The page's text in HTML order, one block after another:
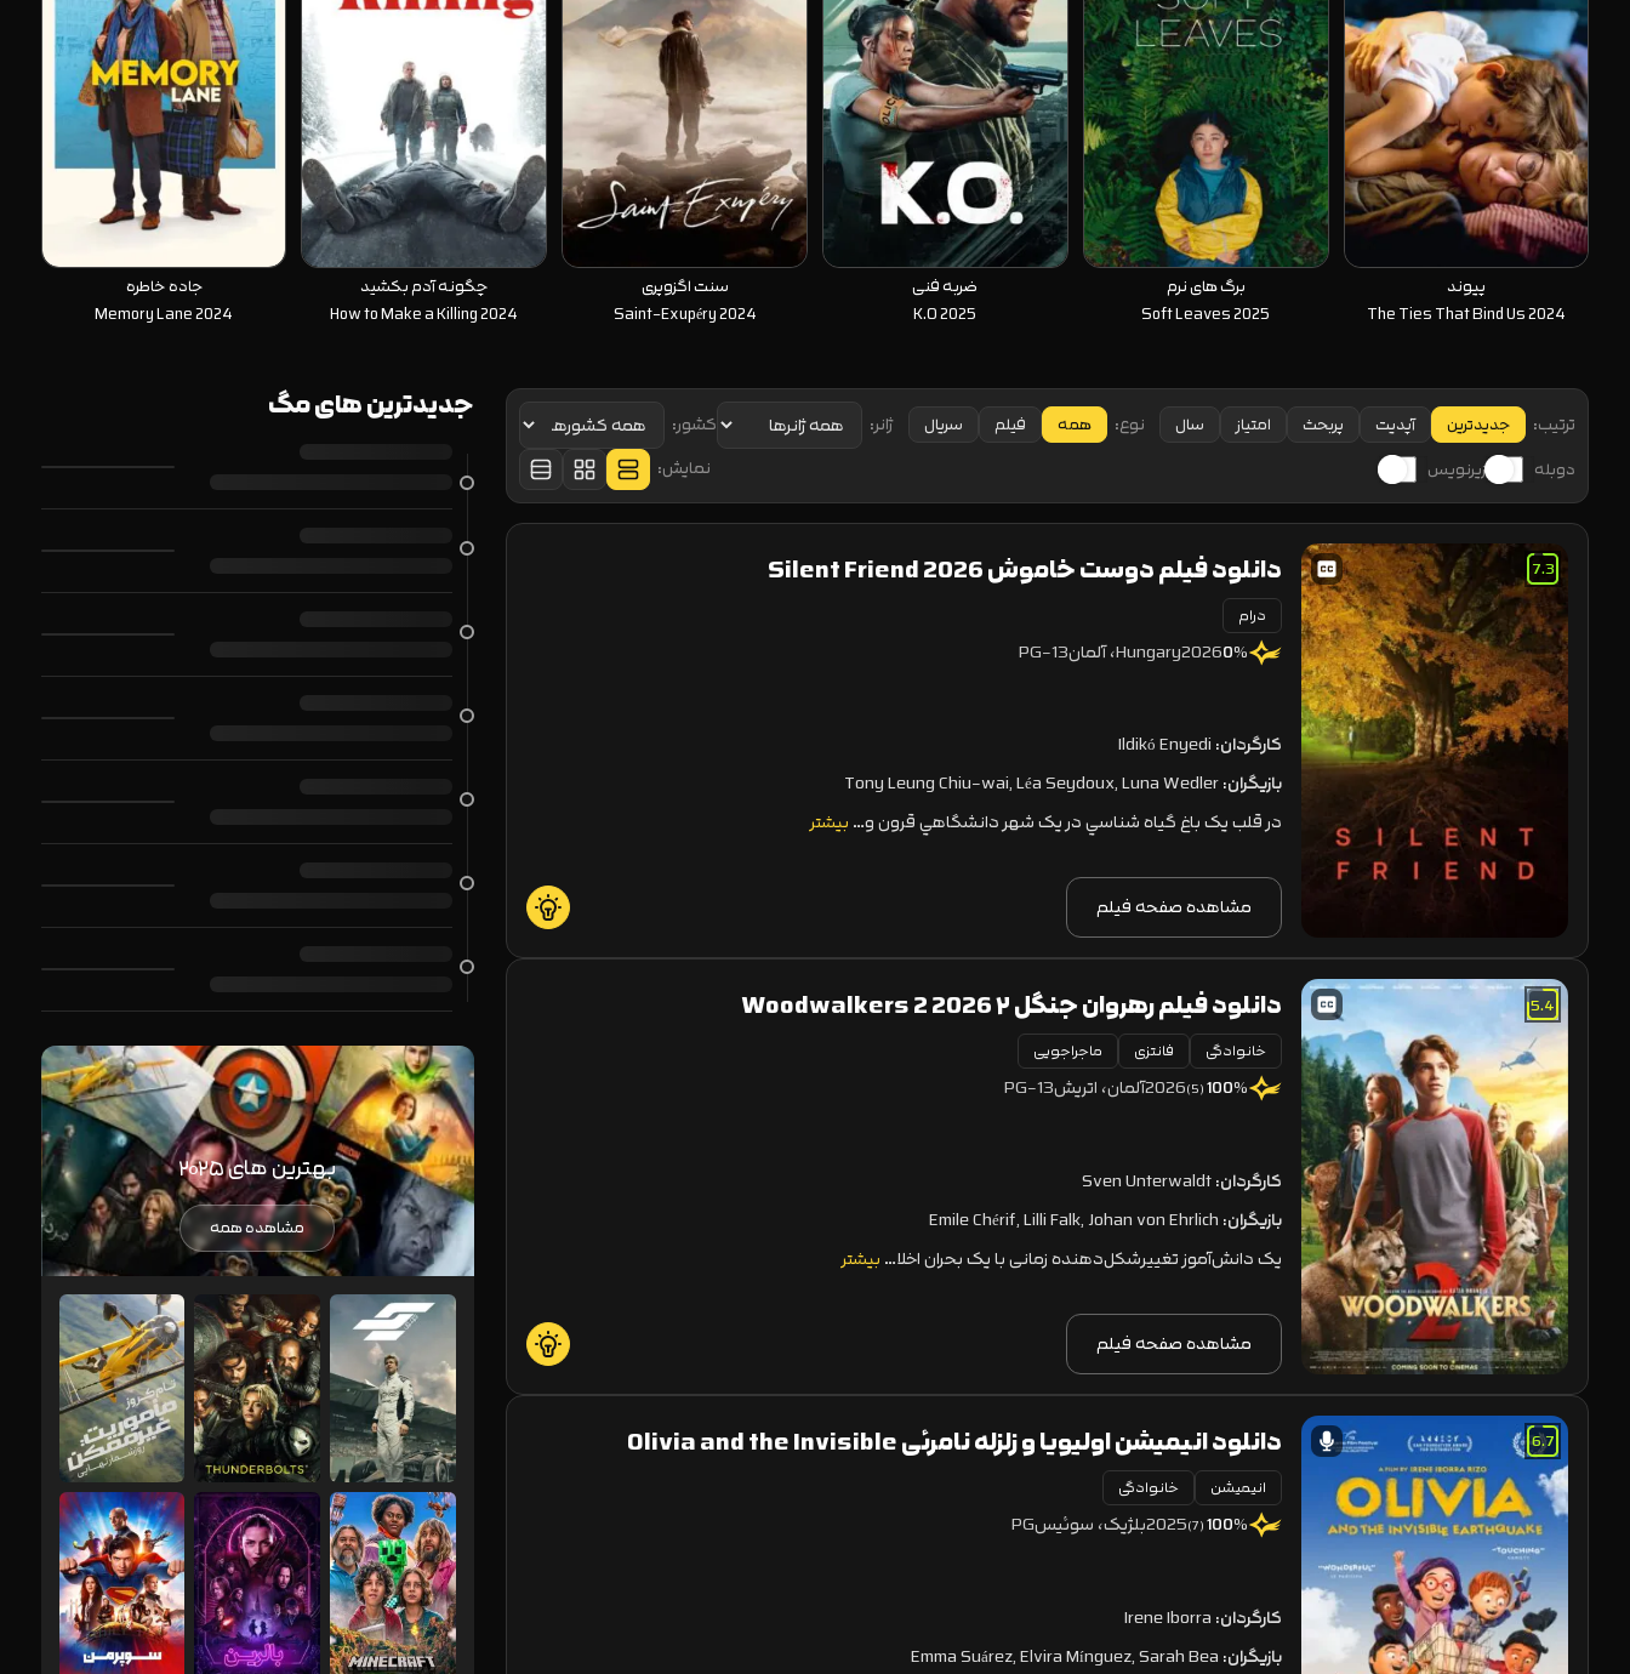
پیوند
The Ties That Bind Us 2024
برگ های نرم
Soft Leaves 2025
ضربه فنی
K.O 2025
سنت اگزوپری
Saint-Exupéry 2024
چگونه آدم بکشید
How to Make a Killing 2024
جاده خاطره
Memory Lane 2024
ترتیب: جدیدترین آپدیت پربحث امتیاز سال نوع: همه فیلم سریال ژانر: کشور:
دوبله زیرنویس نمایش:
7.3 دانلود فیلم دوست خاموش Silent Friend 2026
درام
0%
2026Hungary، آلمان PG-13
کارگردان:Ildikó Enyedi
بازیگران:Tony Leung Chiu-wai, Léa Seydoux, Luna Wedler
در قلب يک باغ گياه شناسي در يک شهر دانشگاهي قرون و… بیشتر
مشاهده صفحه فیلم
5.4 دانلود فیلم رهروان جنگل ۲ Woodwalkers 2 2026
خانوادگی فانتزی ماجراجویی
100%
(5)
2026آلمان، اتریشPG-13
کارگردان:Sven Unterwaldt
بازیگران:Emile Chérif, Lilli Falk, Johan von Ehrlich
یک دانش‌آموز تغییرشکل‌دهنده زمانی با یک بحران اخلا… بیشتر
مشاهده صفحه فیلم
6.7
دانلود انیمیشن اولیویا و زلزله نامرئی Olivia and the Invisible
Earthquake 2025
انیمیشن خانوادگی
100%
(7)
2025بلژیک، سوئیسPG
کارگردان:Irene Iborra
بازیگران:Emma Suárez, Elvira Mínguez, Sarah Bea
جدیدترین های مگ
بهترین های ۲۰۲۵
مشاهده همه